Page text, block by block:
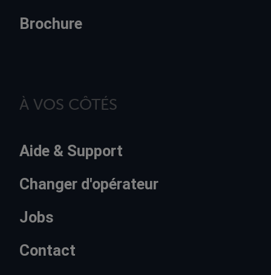
Brochure
À VOS CÔTÉS
Aide & Support
Changer d'opérateur
Jobs
Contact